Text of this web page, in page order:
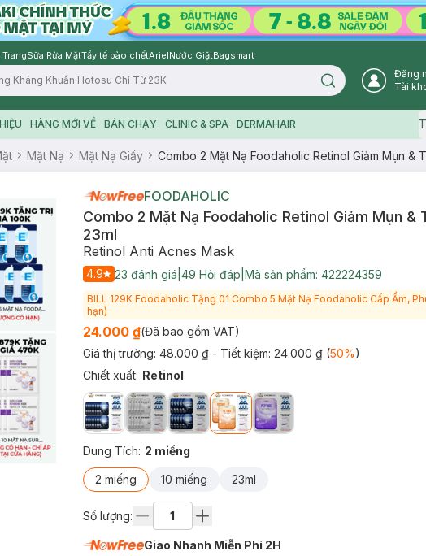
TrangSữa Rửa MặtTẩy tế bào chếtArielNước GiặtBagsmart
Search icon
Đăng
Tài
HÀNG MỚI VỀ BÁN CHẠY CLINIC & SPA DERMAHAIR
Mặt Nạ Mặt Nạ Giấy Combo 2 Mặt Nạ Foodaholic Retinol Giảm Mụn &
FOODAHOLIC
Combo 2 Mặt Nạ Foodaholic Retinol Giảm Mụn &
23ml
Retinol Anti Acnes Mask
4.9 23 đánh giá 49 Hỏi đáp Mã sản phẩm: 422224359
BILL 129K Foodaholic Tặng 01 Combo 5 Mặt Nạ Foodaholic Cấp Ẩm,
hạn)
24.000 ₫(Đã bao gồm VAT)
Giá thị trường: 48.000 ₫ - Tiết kiệm: 24.000 ₫(50%)
Chiết xuất: Retinol
Dung Tích: 2 miếng
2 miếng 10 miếng 23ml
Số lượng:
Giao Nhanh Miễn Phí 2H